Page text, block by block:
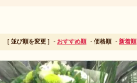
[ 並び順を変更 ] - おすすめ順 -価格順 -新着順